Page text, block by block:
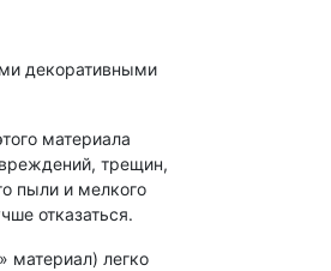
декоративными
материала
трещин,
пыли и мелкого
отказаться.
материал) легко